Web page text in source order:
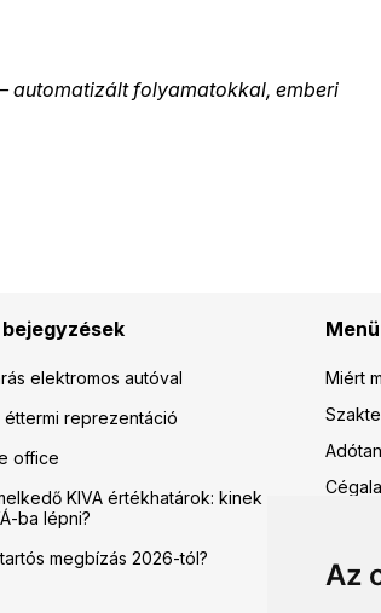
Az
automatizált folyamatokkal, emberi
elektromos autóval
éttermi reprezentáció
office
KIVA értékhatárok: kinek
ba lépni?
megbízás 2026-tól?
Menü
Miért
Így